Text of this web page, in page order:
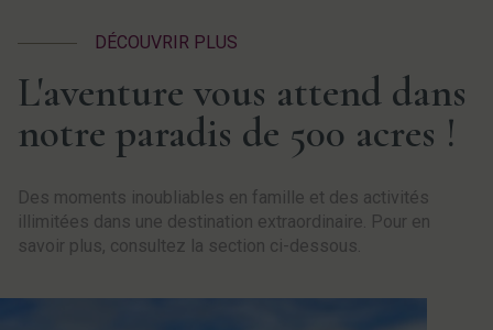
DÉCOUVRIR PLUS
L'aventure vous attend dans
notre paradis de 500 acres !
Des moments inoubliables en famille et des activités
illimitées dans une destination extraordinaire. Pour en
savoir plus, consultez la section ci-dessous.